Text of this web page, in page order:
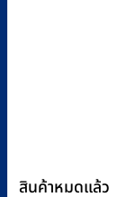
สินค้าหมดแล้ว